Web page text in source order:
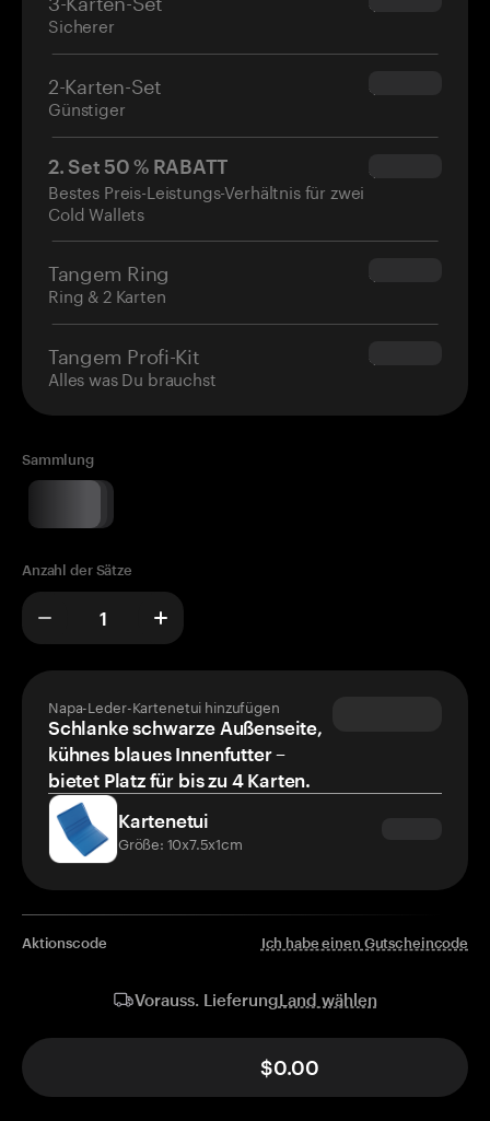
Sicherer
2-Karten-Set
Günstiger
$54.90
2. Set 50 % RABATT
Bestes Preis-Leistungs-Verhältnis für zwei
Cold Wallets
$34.95
Tangem Ring
Ring & 2 Karten
$160.00
Tangem Profi-Kit
Alles was Du brauchst
$180.00
Sammlung
Anzahl der Sätze
Napa-Leder-Kartenetui hinzufügen
Schlanke schwarze Außenseite,
kühnes blaues Innenfutter –
bietet Platz für bis zu 4 Karten.
Kartenetui
Größe: 10x7.5x1cm
Aktionscode Ich habe einen Gutscheincode
Vorauss. LieferungLand wählen
$0.00